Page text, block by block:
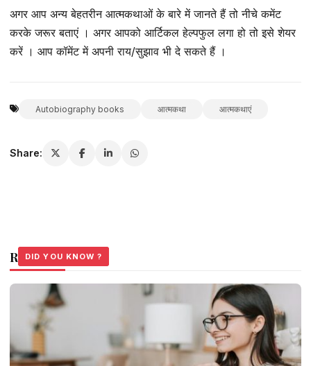
अगर आप अन्य बेहतरीन आत्मकथाओं के बारे में जानते हैं तो नीचे कमेंट
करके जरूर बताएं । अगर आपको आर्टिकल हेल्पफुल लगा हो तो इसे शेयर
करें । आप कॉमेंट में अपनी राय/सुझाव भी दे सकते हैं ।
Autobiography books आत्मकथा आत्मकथाएं
Share:
Related Stories
DID YOU KNOW ?
DID YOU KNOW ?
DID YOU KNOW ?